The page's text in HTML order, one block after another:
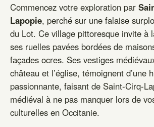
Commencez votre exploration par
Lapopie, perché sur une falaise
du Lot. Ce village pittoresque invite à
ses ruelles pavées bordées de
façades ocres. Ses vestiges
château et l’église, témoignent d’une
passionnante, faisant de Saint-Cirq-
médiéval à ne pas manquer lors de
culturelles en Occitanie.